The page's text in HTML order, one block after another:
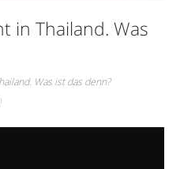
in Thailand. Was
Was ist das denn?